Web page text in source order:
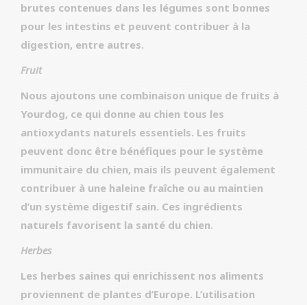
brutes contenues dans les légumes sont bonnes
pour les intestins et peuvent contribuer à la
digestion, entre autres.
Fruit
Nous ajoutons une combinaison unique de fruits à
Yourdog, ce qui donne au chien tous les
antioxydants naturels essentiels. Les fruits
peuvent donc être bénéfiques pour le système
immunitaire du chien, mais ils peuvent également
contribuer à une haleine fraîche ou au maintien
d’un système digestif sain. Ces ingrédients
naturels favorisent la santé du chien.
Herbes
Les herbes saines qui enrichissent nos aliments
proviennent de plantes d’Europe. L’utilisation